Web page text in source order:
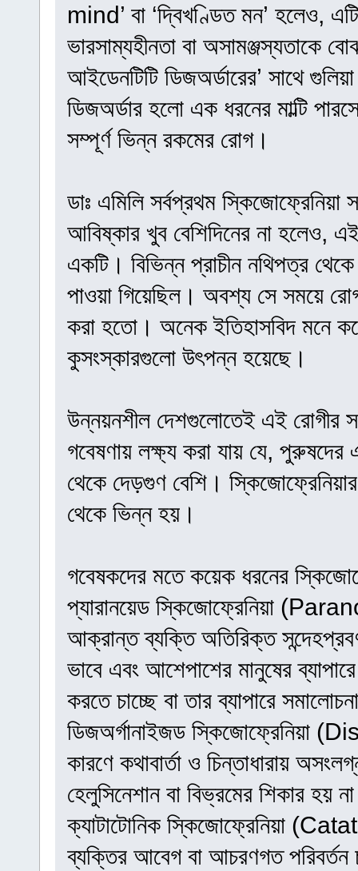
mind’ বা ‘দ্বিখণ্ডিত মন’ হলেও,
ভারসাম্যহীনতা বা অসামঞ্জস্যতাকে
আইডেনটিটি ডিজঅর্ডারের’ সাথে
ডিজঅর্ডার হলো এক ধরনের মাল্টি
সম্পূর্ণ ভিন্ন রকমের রোগ।
ডাঃ এমিলি সর্বপ্রথম
আবিষ্কার খুব বেশিদিনের না হলেও,
একটি। বিভিন্ন প্রাচীন নথিপত্র
পাওয়া গিয়েছিল। অবশ্য সে সময়ে
করা হতো। অনেক ইতিহাসবিদ মনে
কুসংস্কারগুলো উৎপন্ন হয়েছে।
উন্নয়নশীল দেশগুলোতেই এই রোগীর
গবেষণায় লক্ষ্য করা যায় যে,
থেকে দেড়গুণ বেশি। স্কিজোফ্রেনিয়ার
থেকে ভিন্ন হয়।
গবেষকদের মতে কয়েক ধরনের
প্যারানয়েড স্কিজোফ্রেনিয়া
আক্রান্ত ব্যক্তি অতিরিক্ত
ভাবে এবং আশেপাশের মানুষের
করতে চাচ্ছে বা তার ব্যাপারে
ডিজঅর্গানাইজড
কারণে কথাবার্তা ও চিন্তাধারায়
হেলুসিনেশান বা বিভ্রমের শিকার হয়
ক্যাটাটোনিক স্কিজোফ্রেনিয়া
ব্যক্তির আবেগ বা আচরণগত পরিবর্তন